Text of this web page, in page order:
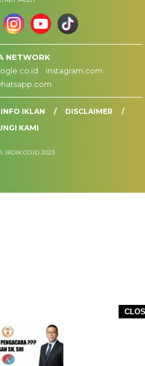
NETWORK
instagram.com
INFO IKLAN
DISCLAIMER
KAMI
BIDIK.CO.ID 2023